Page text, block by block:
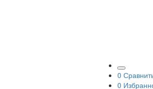
0
0